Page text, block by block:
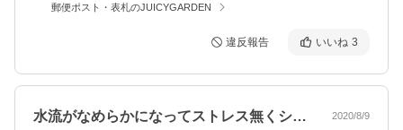
郵便ポスト・表札のJUICYGARDEN
違反報告 いいね 3
水流がなめらかになってストレス無くシャ… 2020/8/9